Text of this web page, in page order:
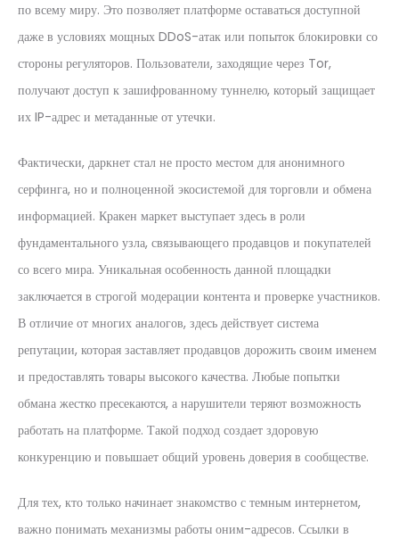
по всему миру. Это позволяет платформе оставаться доступной
даже в условиях мощных DDoS-атак или попыток блокировки со
стороны регуляторов. Пользователи, заходящие через Tor,
получают доступ к зашифрованному туннелю, который защищает
их IP-адрес и метаданные от утечки.
Фактически, даркнет стал не просто местом для анонимного
серфинга, но и полноценной экосистемой для торговли и обмена
информацией. Кракен маркет выступает здесь в роли
фундаментального узла, связывающего продавцов и покупателей
со всего мира. Уникальная особенность данной площадки
заключается в строгой модерации контента и проверке участников.
В отличие от многих аналогов, здесь действует система
репутации, которая заставляет продавцов дорожить своим именем
и предоставлять товары высокого качества. Любые попытки
обмана жестко пресекаются, а нарушители теряют возможность
работать на платформе. Такой подход создает здоровую
конкуренцию и повышает общий уровень доверия в сообществе.
Для тех, кто только начинает знакомство с темным интернетом,
важно понимать механизмы работы оним-адресов. Ссылки в